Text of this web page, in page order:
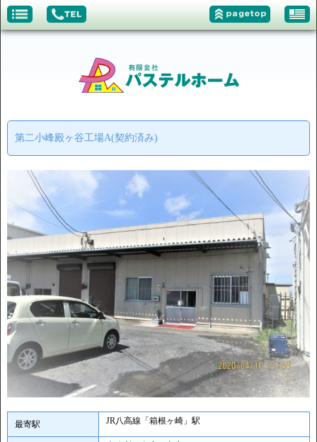
第二小峰殿ヶ谷工場A(契約済み)
最寄駅 JR八高線「箱根ヶ崎」駅